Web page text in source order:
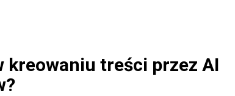
kreowaniu treści przez AI